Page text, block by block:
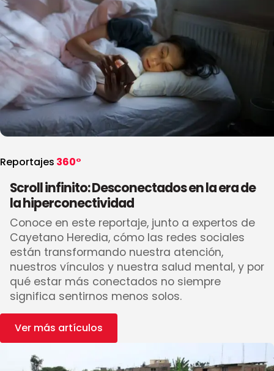
Reportajes 360°
Scroll infinito: Desconectados en la era de
la hiperconectividad
Conoce en este reportaje, junto a expertos de
Cayetano Heredia, cómo las redes sociales
están transformando nuestra atención,
nuestros vínculos y nuestra salud mental, y por
qué estar más conectados no siempre
significa sentirnos menos solos.
Ver más artículos